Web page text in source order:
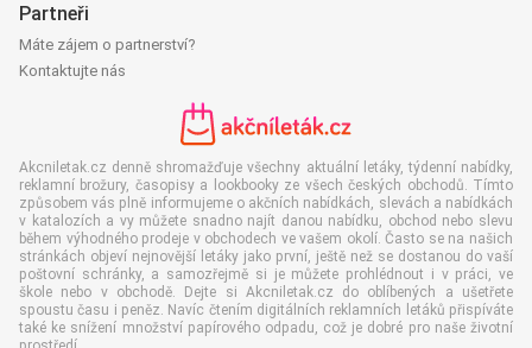
Partneři
Máte zájem o partnerství?
Kontaktujte nás
Akcniletak.cz denně shromažďuje všechny aktuální letáky, týdenní nabídky,
reklamní brožury, časopisy a lookbooky ze všech českých obchodů. Tímto
způsobem vás plně informujeme o akčních nabídkách, slevách a nabídkách
v katalozích a vy můžete snadno najít danou nabídku, obchod nebo slevu
během výhodného prodeje v obchodech ve vašem okolí. Často se na našich
stránkách objeví nejnovější letáky jako první, ještě než se dostanou do vaší
poštovní schránky, a samozřejmě si je můžete prohlédnout i v práci, ve
škole nebo v obchodě. Dejte si Akcniletak.cz do oblíbených a ušetřete
spoustu času i peněz. Navíc čtením digitálních reklamních letáků přispíváte
také ke snížení množství papírového odpadu, což je dobré pro naše životní